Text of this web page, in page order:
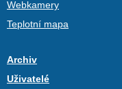
Webkamery
Teplotní mapa
Archiv
Uživatelé